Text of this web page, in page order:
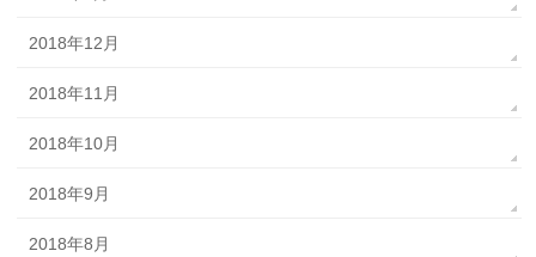
2018年12月
2018年11月
2018年10月
2018年9月
2018年8月